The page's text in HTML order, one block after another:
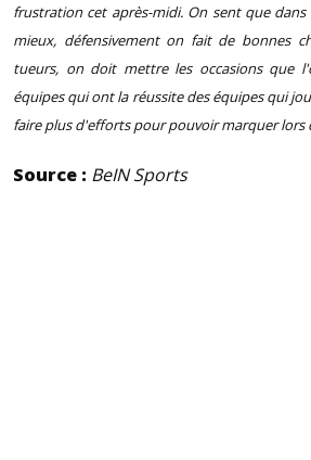
frustration cet après-midi. On sent que
mieux, défensivement on fait de bonnes
tueurs, on doit mettre les occasions que
équipes qui ont la réussite des équipes qui
faire plus d'efforts pour pouvoir marquer lors
Source : BeIN Sports